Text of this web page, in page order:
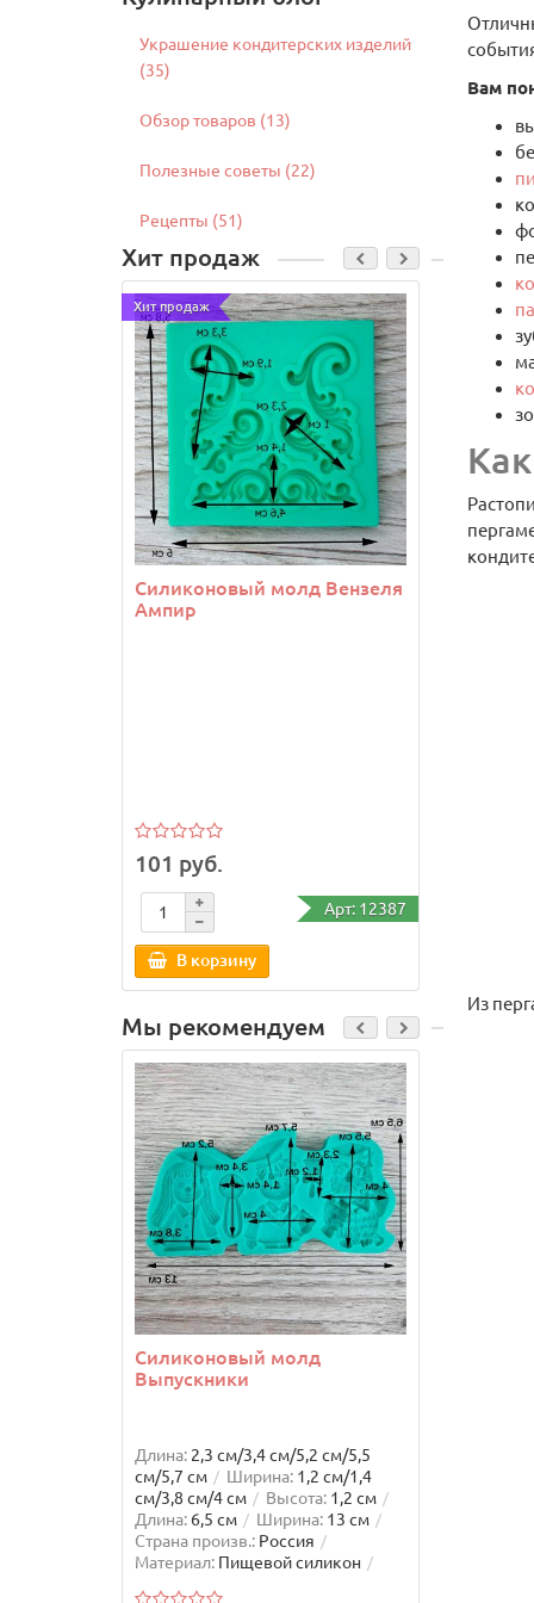
Украшение кондитерских изделий
(35)
Обзор товаров (13)
Полезные советы (22)
Рецепты (51)
Хит продаж
Хит продаж
Силиконовый молд Вензеля
Ампир
101 руб.
Арт: 12387
В корзину
Хит продаж
Мы рекомендуем
Силиконовый молд
Выпускники
Длина: 2,3 см/3,4 см/5,2 см/5,5
см/5,7 см
Ширина: 1,2 см/1,4
см/3,8 см/4 см
Высота: 1,2 см
Длина: 6,5 см Ширина: 13 см
Страна произв.: Россия
Материал: Пищевой силикон
Вам
Из